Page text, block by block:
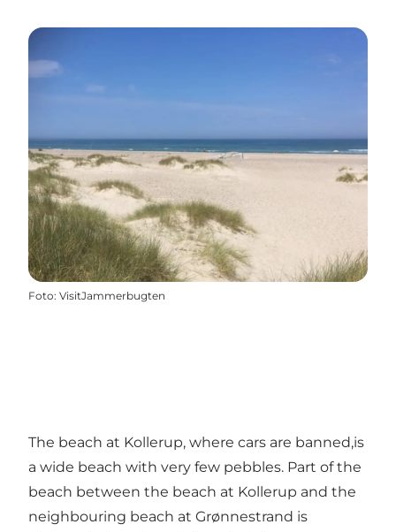
Foto: VisitJammerbugten
The beach at Kollerup, where cars are banned,is
a wide beach with very few pebbles. Part of the
beach between the beach at Kollerup and the
neighbouring beach at Grønnestrand is